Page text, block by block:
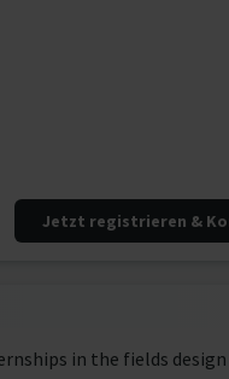
Jetzt registrieren &
in the fields